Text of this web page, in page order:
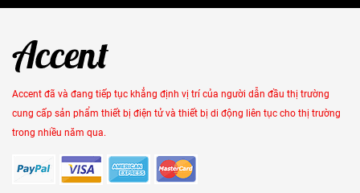
Accent đã và đang tiếp tục khẳng định vị trí của người dẫn đầu thị trường
cung cấp sản phẩm thiết bị điện tử và thiết bị di động liên tục cho thị trường
trong nhiều năm qua.